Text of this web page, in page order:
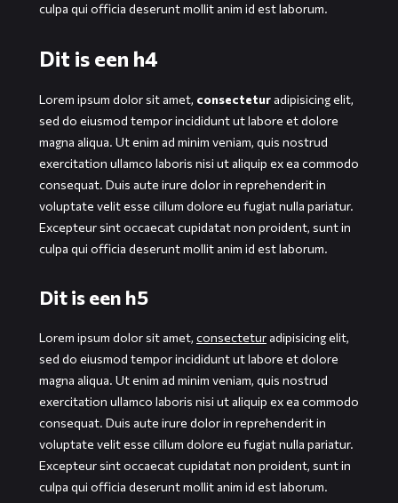
culpa qui officia deserunt mollit anim id est laborum.
Dit is een h4
Lorem ipsum dolor sit amet, consectetur adipisicing elit,
sed do eiusmod tempor incididunt ut labore et dolore
magna aliqua. Ut enim ad minim veniam, quis nostrud
exercitation ullamco laboris nisi ut aliquip ex ea commodo
consequat. Duis aute irure dolor in reprehenderit in
voluptate velit esse cillum dolore eu fugiat nulla pariatur.
Excepteur sint occaecat cupidatat non proident, sunt in
culpa qui officia deserunt mollit anim id est laborum.
Dit is een h5
Lorem ipsum dolor sit amet, consectetur adipisicing elit,
sed do eiusmod tempor incididunt ut labore et dolore
magna aliqua. Ut enim ad minim veniam, quis nostrud
exercitation ullamco laboris nisi ut aliquip ex ea commodo
consequat. Duis aute irure dolor in reprehenderit in
voluptate velit esse cillum dolore eu fugiat nulla pariatur.
Excepteur sint occaecat cupidatat non proident, sunt in
culpa qui officia deserunt mollit anim id est laborum.